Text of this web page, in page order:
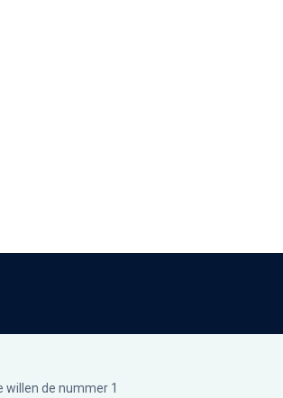
willen de nummer 1